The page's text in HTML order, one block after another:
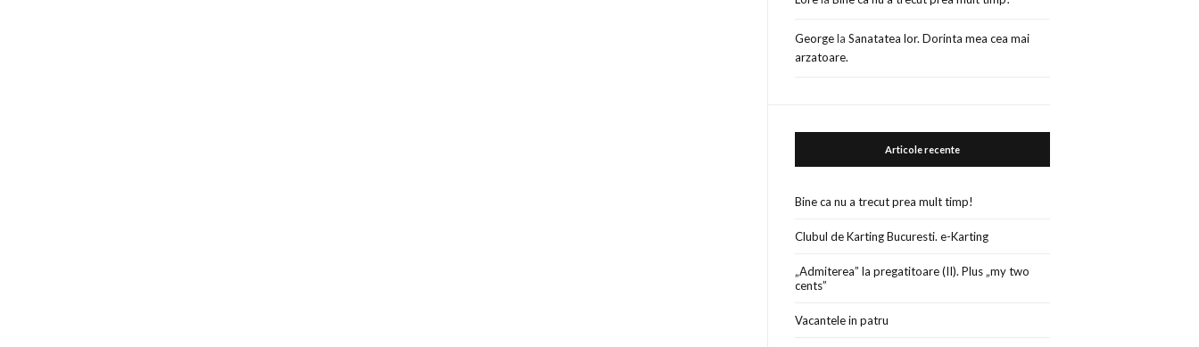
GeorgelaSanatatea lor. Dorinta mea cea mai
arzatoare.
Articole recente
Bine ca nu a trecut prea mult timp!
Clubul de Karting Bucuresti. e-Karting
„Admiterea” la pregatitoare (II). Plus „my two
cents”
Vacantele in patru